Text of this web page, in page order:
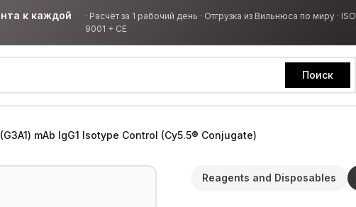
к каждой
· Расчёт за 1 рабочий день · Отгрузка из Вильнюса по миру · ISO
9001 + CE
Поиск
mAb IgG1 Isotype Control (Cy5.5® Conjugate)
Reagents and Disposables